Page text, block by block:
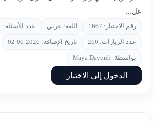
عل...
رقم الاختبار: 1667 اللغة: عربي عدد الأسئلة: 11
عدد الزيارات: 260 تاريخ الإضافة: 2026-06-02
بواسطة: Maya Dayoub
الدخول إلى الاختبار